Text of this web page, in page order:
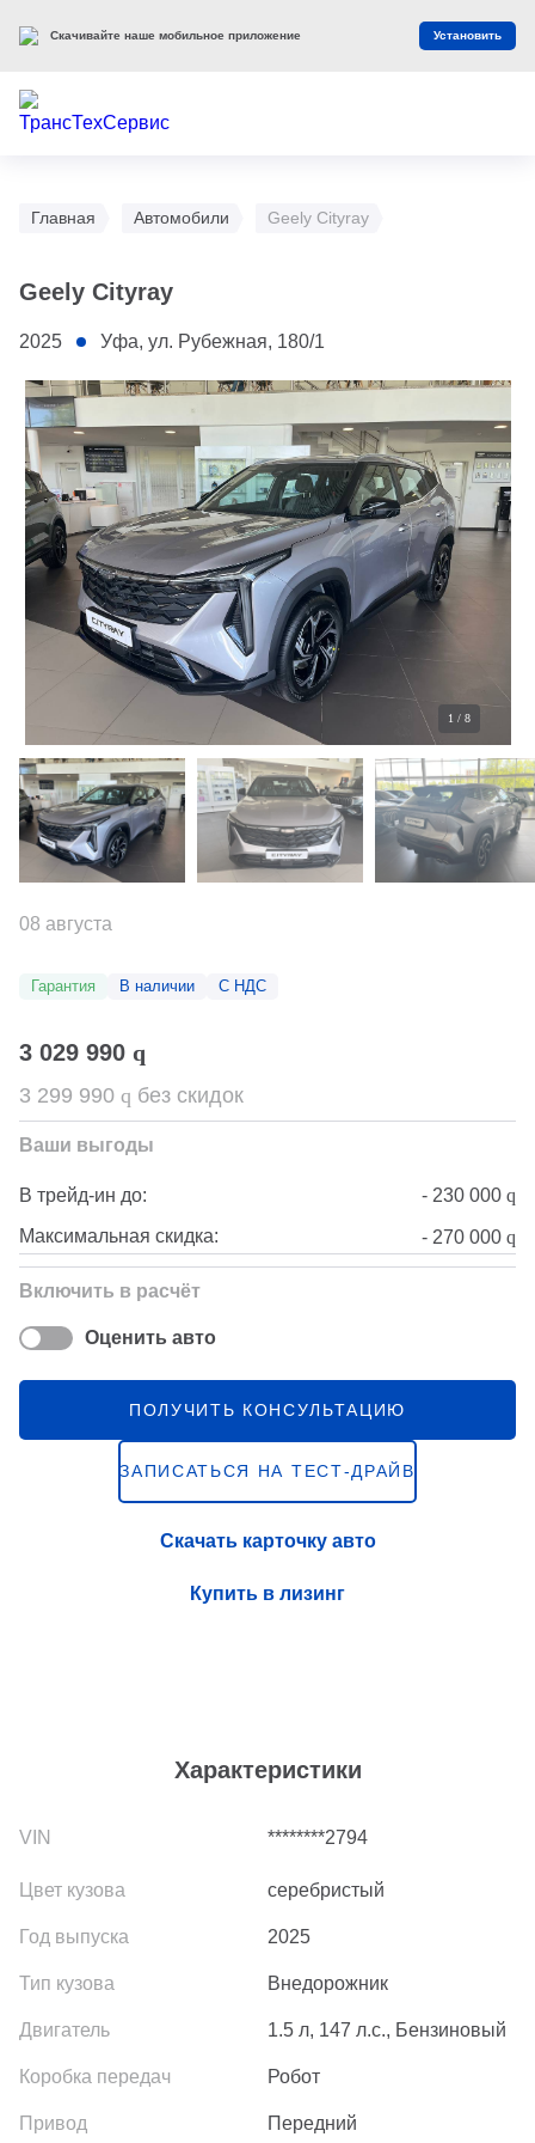
Главная Автомобили Geely Cityray
Geely Cityray
2025 Уфа, ул. Рубежная, 180/1
1 / 8
Характеристики
********2794
серебристый
2025
Внедорожник
1.5 л, 147 л.с., Бензиновый
Робот
Передний
08 августа
Гарантия В наличии С НДС
3 029 990 q
3 299 990 q без скидок
Ваши выгоды
В трейд-ин до: - 230 000 q
Максимальная скидка: - 270 000 q
Включить в расчёт
Оценить авто
ПОЛУЧИТЬ КОНСУЛЬТАЦИЮ
ЗАПИСАТЬСЯ НА ТЕСТ-ДРАЙВ
Скачать карточку авто
Купить в лизинг
Скачивайте наше мобильное приложение Установить